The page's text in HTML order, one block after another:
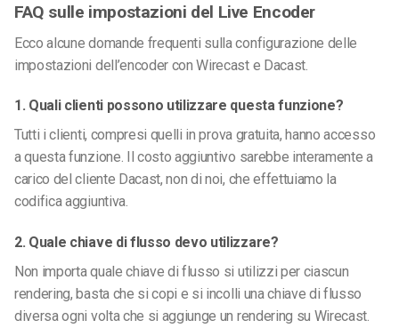
FAQ sulle impostazioni del Live Encoder
Ecco alcune domande frequenti sulla configurazione delle
impostazioni dell’encoder con Wirecast e Dacast.
1. Quali clienti possono utilizzare questa funzione?
Tutti i clienti, compresi quelli in prova gratuita, hanno accesso
a questa funzione. Il costo aggiuntivo sarebbe interamente a
carico del cliente Dacast, non di noi, che effettuiamo la
codifica aggiuntiva.
2. Quale chiave di flusso devo utilizzare?
Non importa quale chiave di flusso si utilizzi per ciascun
rendering, basta che si copi e si incolli una chiave di flusso
diversa ogni volta che si aggiunge un rendering su Wirecast.